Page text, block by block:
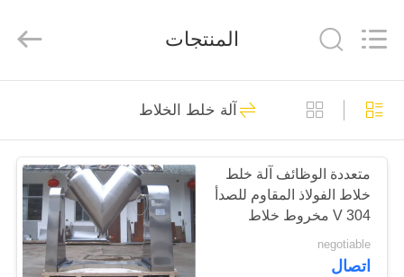
الصفحة
الرئيسية
منتجات
معلومات
Machinery
Co.,
Ltd..
Reserved.
آلة الصحافة قرص
الروتاري
المنتجات
آلة خلط الخلاط
متعددة الوظائف آلة خلط
خلاط الفولاذ المقاوم للصدأ
304 V مخروط خلاط
negotiable
اتصال